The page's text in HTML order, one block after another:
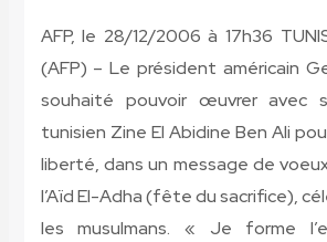
AFP, le 28/12/2006 à 17h36
(AFP) – Le président américain
souhaité pouvoir œuvrer avec
tunisien Zine El Abidine Ben Ali
liberté, dans un message de
l’Aïd El-Adha (fête du sacrifice),
les musulmans. « Je forme